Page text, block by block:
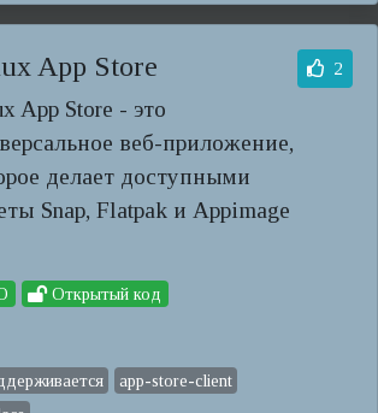
App Store
App Store - это
веб-приложение,
делает доступными
Snap, Flatpak и Appimage
2
Открытый код
app-store-client